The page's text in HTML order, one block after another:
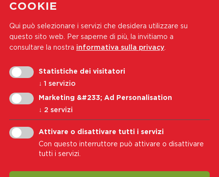
e informazioni
Tel.:
Iscriviti alla nostra newsletter
Indirizzo e-mail
Iscriviti
Accetto iInformativa sulla privacy
COOKIE
Qui può selezionare i servizi che desidera utilizzare su
questo sito web. Per saperne di più, la invitiamo a
consultare la nostra informativa sulla privacy
Statistiche dei visitatori
↓ 1 servizio
Marketing &#233; Ad Personalisation
↓ 2 servizi
Attivare o disattivare tutti i servizi
Con questo interruttore può attivare o disattivare
tutti i servizi.